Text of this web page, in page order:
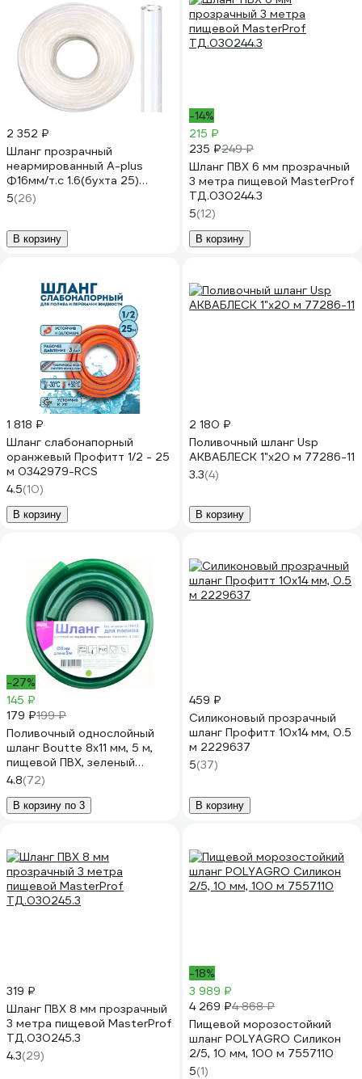
2 352 ₽
Шланг прозрачный
неармированный A-plus
Ф16мм/т.с 1.6(бухта 25)
4631139930386
5(26)
В корзину
-14%
215 ₽
235 ₽249 ₽
Шланг ПВХ 6 мм прозрачный
3 метра пищевой MasterProf
ТД.030244.3
5(12)
В корзину
1 818 ₽
Шланг слабонапорный
оранжевый Профитт 1/2 - 25
м 0342979-RCS
4.5(10)
В корзину
2 180 ₽
Поливочный шланг Usp
АКВАБЛЕСК 1"x20 м 77286-11
3.3(4)
В корзину
-27%
145 ₽
179 ₽199 ₽
Поливочный однослойный
шланг Boutte 8x11 мм, 5 м,
пищевой ПВХ, зеленый
2220122
4.8(72)
В корзину по 3
459 ₽
Силиконовый прозрачный
шланг Профитт 10x14 мм, 0.5
м 2229637
5(37)
В корзину
319 ₽
Шланг ПВХ 8 мм прозрачный
3 метра пищевой MasterProf
ТД.030245.3
4.3(29)
-18%
3 989 ₽
4 269 ₽4 868 ₽
Пищевой морозостойкий
шланг POLYAGRO Силикон
2/5, 10 мм, 100 м 7557110
5(1)